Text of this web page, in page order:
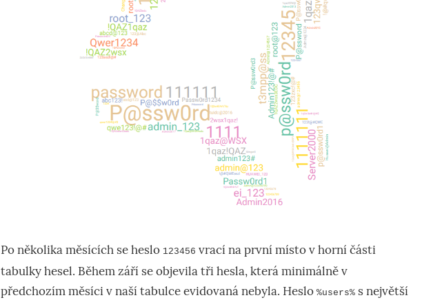
Po několika měsících se heslo 123456 vrací na první místo v horní části
tabulky hesel. Během září se objevila tři hesla, která minimálně v
předchozím měsíciv naší tabulce evidovaná nebyla. Heslo %users%s největší